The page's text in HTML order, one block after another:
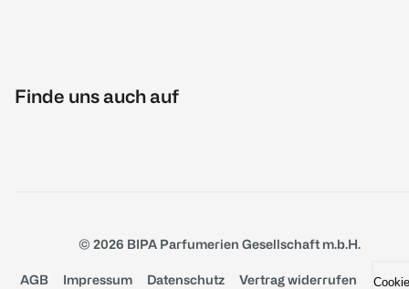
Finde uns auch auf
© 2026 BIPA Parfumerien Gesellschaft m.b.H.
AGB Impressum Datenschutz Vertrag widerrufen